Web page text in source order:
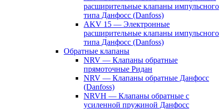
расширительные клапаны импульсного
типа Данфосс (Danfoss)
AKV 15 — Электронные
расширительные клапаны импульсного
типа Данфосс (Danfoss)
Обратные клапаны
NRV — Клапаны обратные
прямоточные Ридан
NRV — Клапаны обратные Данфосс
(Danfoss)
NRVH — Клапаны обратные с
усиленной пружиной Данфосс